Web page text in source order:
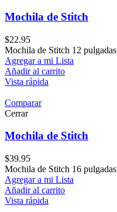
Mochila de Stitch
$22.95
Mochila de Stitch 12 pulgadas
Agregar a mi Lista
Añadir al carrito
Vista rápida
Comparar
Cerrar
Mochila de Stitch
$39.95
Mochila de Stitch 16 pulgadas
Agregar a mi Lista
Añadir al carrito
Vista rápida